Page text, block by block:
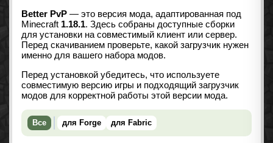
Better PvP — это версия мода, адаптированная под
Minecraft 1.18.1. Здесь собраны доступные сборки
для установки на совместимый клиент или сервер.
Перед скачиванием проверьте, какой загрузчик нужен
именно для вашего набора модов.
Перед установкой убедитесь, что используете
совместимую версию игры и подходящий загрузчик
модов для корректной работы этой версии мода.
Все для Forge для Fabric